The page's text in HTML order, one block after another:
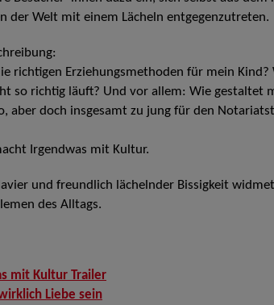
der Welt mit einem Lächeln entgegenzutreten.
richtigen Erziehungsmethoden für mein
so richtig läuft? Und vor allem: Wie gestaltet
aber doch insgesamt zu jung für den
Irgendwas mit Kultur.
und freundlich lächelnder Bissigkeit
des Alltags.
mit Kultur Trailer
Liebe sein